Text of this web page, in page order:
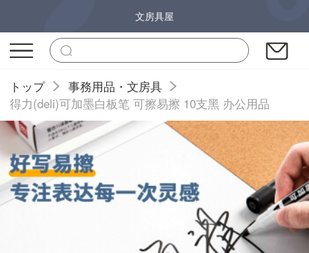
文房具屋
トップ
事務用品・文房具
得力(deli)可加墨白板笔 可擦易擦 10支黑 办公用品